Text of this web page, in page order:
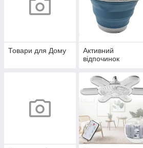
Товари для Дому
Активний
відпочинок